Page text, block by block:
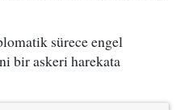
sürece engel
bir askeri harekata